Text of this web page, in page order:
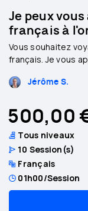
Se
connecter
Je peux
français à
Vous souhaitez
français. Je vous
Jérôme S.
500,00
Tous niveaux
10 Session(s)
Français
01h00/Session